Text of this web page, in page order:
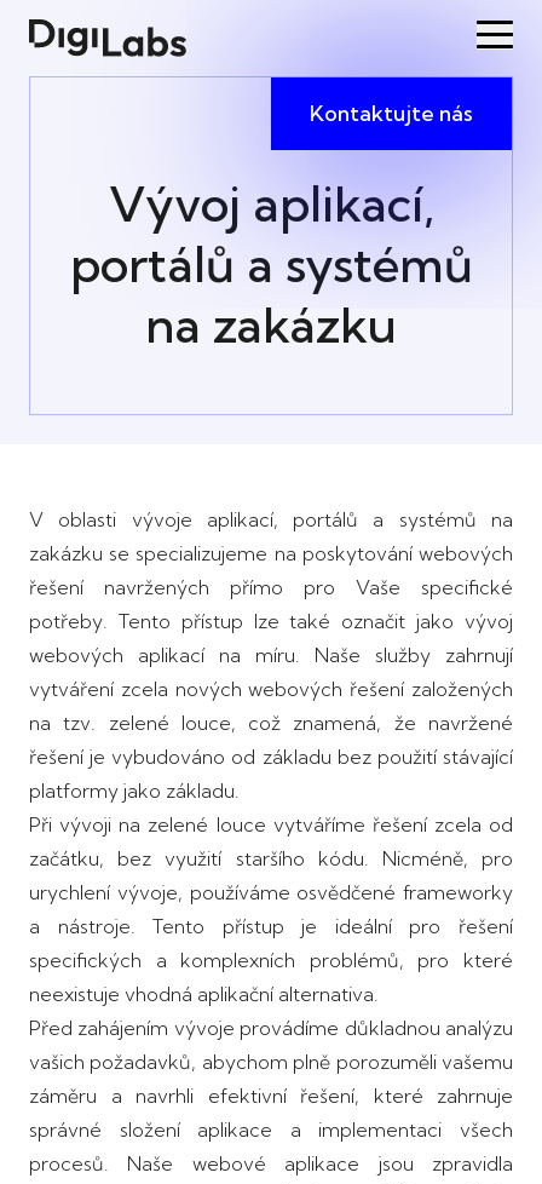
Vývoj aplikací,
portálů a systémů
na zakázku
Kontaktujte nás
V oblasti vývoje aplikací, portálů a systémů na
zakázku se specializujeme na poskytování webových
řešení navržených přímo pro Vaše specifické
potřeby. Tento přístup lze také označit jako vývoj
webových aplikací na míru. Naše služby zahrnují
vytváření zcela nových webových řešení založených
na tzv. zelené louce, což znamená, že navržené
řešení je vybudováno od základu bez použití stávající
platformy jako základu.
Při vývoji na zelené louce vytváříme řešení zcela od
začátku, bez využití staršího kódu. Nicméně, pro
urychlení vývoje, používáme osvědčené frameworky
a nástroje. Tento přístup je ideální pro řešení
specifických a komplexních problémů, pro které
neexistuje vhodná aplikační alternativa.
Před zahájením vývoje provádíme důkladnou analýzu
vašich požadavků, abychom plně porozuměli vašemu
záměru a navrhli efektivní řešení, které zahrnuje
správné složení aplikace a implementaci všech
procesů. Naše webové aplikace jsou zpravidla